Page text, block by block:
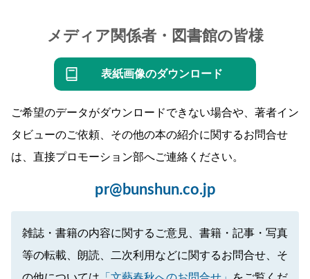
メディア関係者・図書館の皆様
表紙画像のダウンロード
ご希望のデータがダウンロードできない場合や、著者イン
タビューのご依頼、その他の本の紹介に関するお問合せ
は、直接プロモーション部へご連絡ください。
pr@bunshun.co.jp
雑誌・書籍の内容に関するご意見、書籍・記事・写真
等の転載、朗読、二次利用などに関するお問合せ、そ